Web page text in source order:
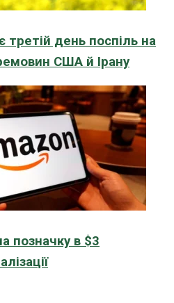
день поспіль на
США й Ірану
позначку в $3